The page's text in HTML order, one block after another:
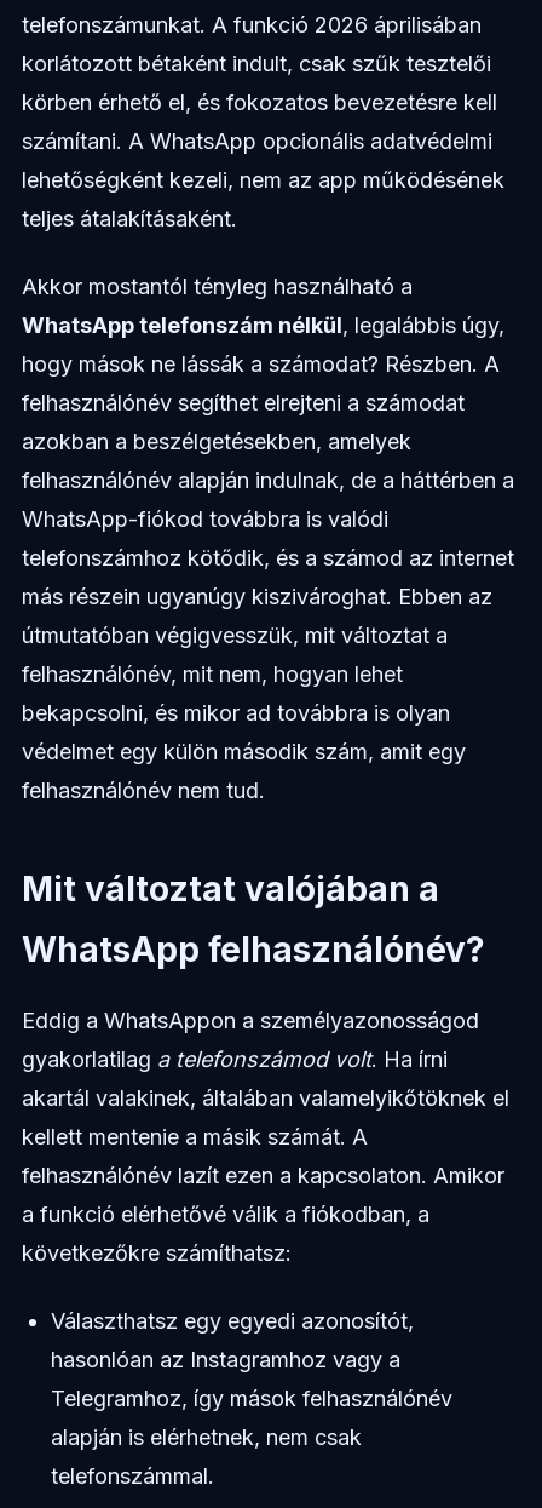
telefonszámunkat. A funkció 2026 áprilisában
korlátozott bétaként indult, csak szűk tesztelői
körben érhető el, és fokozatos bevezetésre kell
számítani. A WhatsApp opcionális adatvédelmi
lehetőségként kezeli, nem az app működésének
teljes átalakításaként.
Akkor mostantól tényleg használható a
WhatsApp telefonszám nélkül, legalábbis úgy,
hogy mások ne lássák a számodat? Részben. A
felhasználónév segíthet elrejteni a számodat
azokban a beszélgetésekben, amelyek
felhasználónév alapján indulnak, de a háttérben a
WhatsApp-fiókod továbbra is valódi
telefonszámhoz kötődik, és a számod az internet
más részein ugyanúgy kiszivároghat. Ebben az
útmutatóban végigvesszük, mit változtat a
felhasználónév, mit nem, hogyan lehet
bekapcsolni, és mikor ad továbbra is olyan
védelmet egy külön második szám, amit egy
felhasználónév nem tud.
Mit változtat valójában a
WhatsApp felhasználónév?
Eddig a WhatsAppon a személyazonosságod
gyakorlatilag a telefonszámod volt. Ha írni
akartál valakinek, általában valamelyikőtöknek el
kellett mentenie a másik számát. A
felhasználónév lazít ezen a kapcsolaton. Amikor
a funkció elérhetővé válik a fiókodban, a
következőkre számíthatsz:
Választhatsz egy egyedi azonosítót,
hasonlóan az Instagramhoz vagy a
Telegramhoz, így mások felhasználónév
alapján is elérhetnek, nem csak
telefonszámmal.